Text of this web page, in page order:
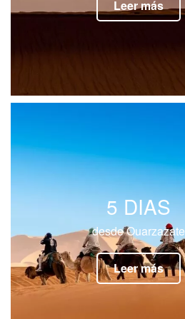
Leer más
5 DIAS
desde Ouarzazate
Leer más